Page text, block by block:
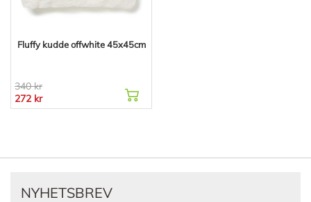
Fluffy kudde offwhite 45x45cm
340 kr
272 kr
NYHETSBREV